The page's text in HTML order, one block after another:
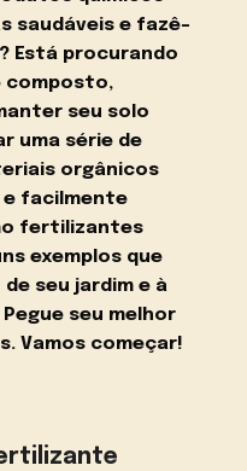
saudáveis e fazê-
Está procurando
composto,
seu solo
uma série de
orgânicos
e facilmente
fertilizantes
exemplos que
seu jardim e à
seu melhor
Vamos começar!